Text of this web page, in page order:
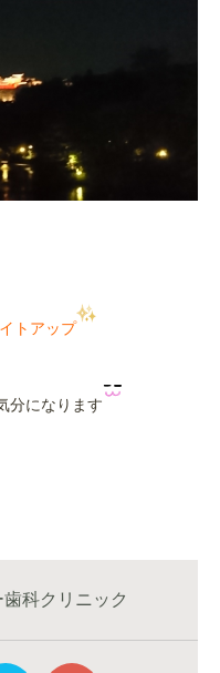
トアップ
分になります
科クリニック